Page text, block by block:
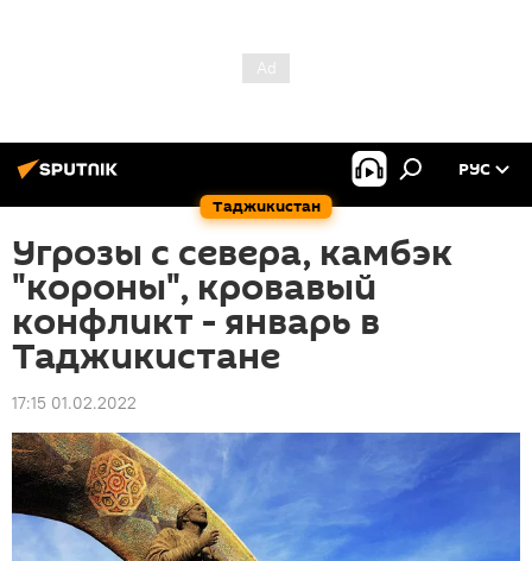
Таджикистан
РУС
Угрозы с севера, камбэк
"короны", кровавый
конфликт - январь в
Таджикистане
17:15 01.02.2022